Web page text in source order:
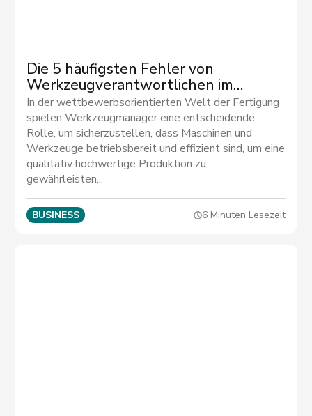
Die 5 häufigsten Fehler von
Werkzeugverantwortlichen im
Fertigungssektor
In der wettbewerbsorientierten Welt der Fertigung
spielen Werkzeugmanager eine entscheidende
Rolle, um sicherzustellen, dass Maschinen und
Werkzeuge betriebsbereit und effizient sind, um eine
qualitativ hochwertige Produktion zu
gewährleisten...
BUSINESS 6 Minuten Lesezeit